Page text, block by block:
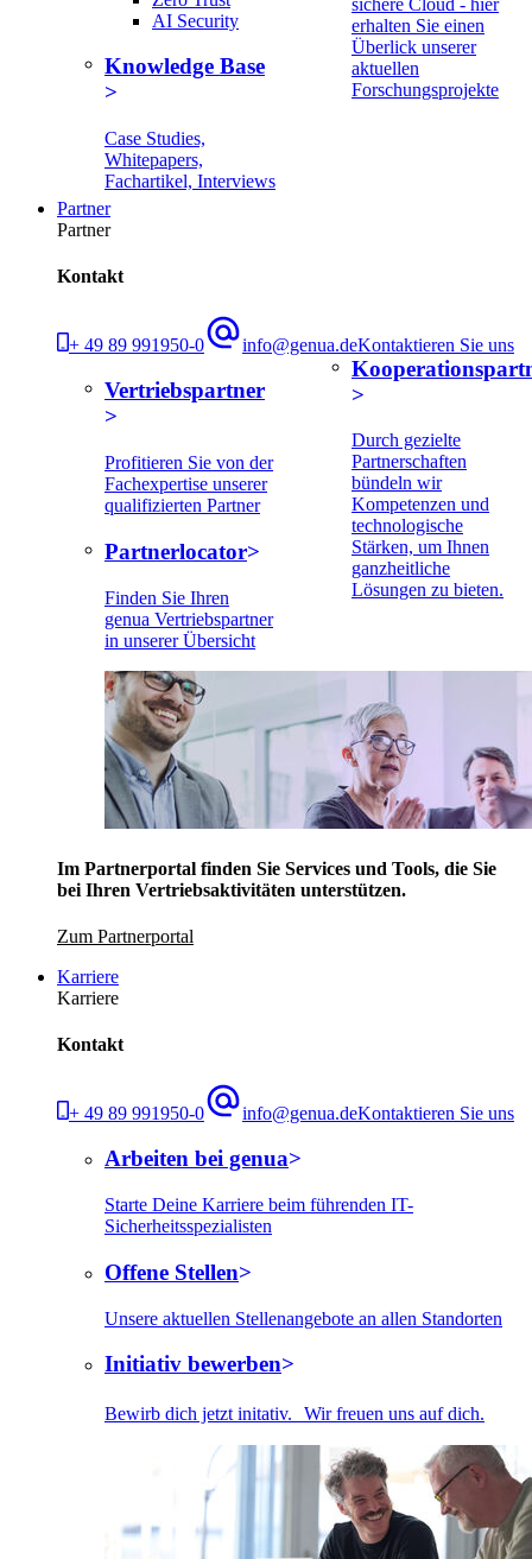
AI Security
Knowledge Base
Case Studies,
Whitepapers,
Fachartikel, Interviews
erhalten Sie einen
Überlick unserer
aktuellen
Forschungsprojekte
Partner
Partner
Kontakt
+ 49 89 991950-0 info@genua.deKontaktieren Sie uns
Vertriebspartner
Profitieren Sie von der
Fachexpertise unserer
qualifizierten Partner
Partnerlocator
Finden Sie Ihren
genua Vertriebspartner
in unserer Übersicht
Durch gezielte
Partnerschaften
bündeln wir
Kompetenzen und
technologische
Stärken, um Ihnen
ganzheitliche
Lösungen zu bieten.
Im Partnerportal finden Sie Services und Tools, die Sie
bei Ihren Vertriebsaktivitäten unterstützen.
Zum Partnerportal
Karriere
Karriere
Kontakt
+ 49 89 991950-0 info@genua.deKontaktieren Sie uns
Arbeiten bei genua
Starte Deine Karriere beim führenden IT-
Sicherheitsspezialisten
Offene Stellen
Unsere aktuellen Stellenangebote an allen Standorten
Initiativ bewerben
Bewirb dich jetzt initativ. Wir freuen uns auf dich.